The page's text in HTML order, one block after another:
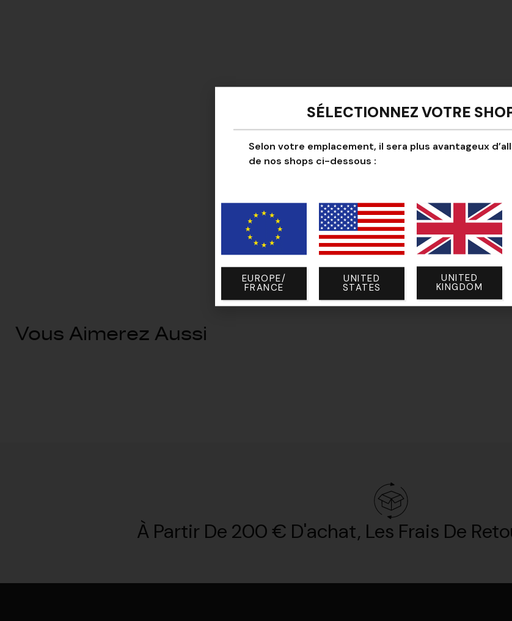
Quantités
Vous Aimerez Aussi
À Partir De 200 € D'achat, Les Frais De
SÉLECTIONNEZ VOTRE
Selon votre emplacement, il sera plus avantageux
de nos shops ci-dessous :
EUROPE/
FRANCE
UNITED
STATES
UNITED
KINGDOM